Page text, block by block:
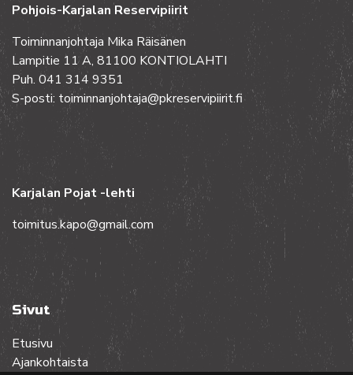
Pohjois-Karjalan Reservipiirit
Toiminnanjohtaja Mika Räisänen
Lampitie 11 A, 81100 KONTIOLAHTI
Puh. 041 314 9351
S-posti: toiminnanjohtaja@pkreservipiirit.fi
Karjalan Pojat -lehti
toimitus.kapo@gmail.com
Sivut
Etusivu
Ajankohtaista